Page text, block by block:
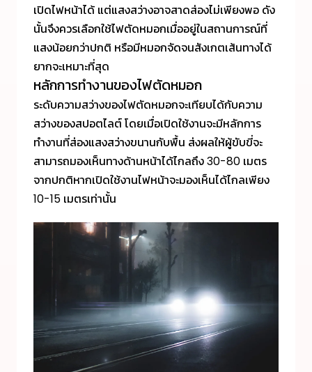
เปิดไฟหน้าได้ แต่แสงสว่างอาจสาดส่องไม่เพียงพอ ดัง
นั้นจึงควรเลือกใช้ไฟตัดหมอกเมื่ออยู่ในสถานการณ์ที่
แสงน้อยกว่าปกติ หรือมีหมอกจัดจนสังเกตเส้นทางได้
ยากจะเหมาะที่สุด
หลักการทำงานของไฟตัดหมอก
ระดับความสว่างของไฟตัดหมอกจะเทียบได้กับความ
สว่างของสปอตไลต์ โดยเมื่อเปิดใช้งานจะมีหลักการ
ทำงานที่ส่องแสงสว่างขนานกับพื้น ส่งผลให้ผู้ขับขี่จะ
สามารถมองเห็นทางด้านหน้าได้ไกลถึง 30-80 เมตร
จากปกติหากเปิดใช้งานไฟหน้าจะมองเห็นได้ไกลเพียง
10-15 เมตรเท่านั้น